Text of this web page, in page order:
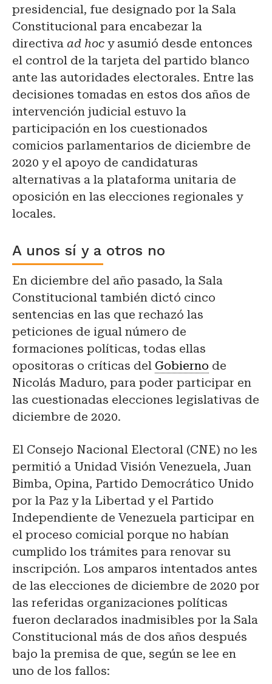
presidencial, fue designado por la Sala
Constitucional para encabezar la
directiva ad hoc y asumió desde entonces
el control de la tarjeta del partido blanco
ante las autoridades electorales. Entre las
decisiones tomadas en estos dos años de
intervención judicial estuvo la
participación en los cuestionados
comicios parlamentarios de diciembre de
2020 y el apoyo de candidaturas
alternativas a la plataforma unitaria de
oposición en las elecciones regionales y
locales.
A unos sí y a otros no
En diciembre del año pasado, la Sala
Constitucional también dictó cinco
sentencias en las que rechazó las
peticiones de igual número de
formaciones políticas, todas ellas
opositoras o críticas del Gobierno de
Nicolás Maduro, para poder participar en
las cuestionadas elecciones legislativas de
diciembre de 2020.
El Consejo Nacional Electoral (CNE) no les
permitió a Unidad Visión Venezuela, Juan
Bimba, Opina, Partido Democrático Unido
por la Paz y la Libertad y el Partido
Independiente de Venezuela participar en
el proceso comicial porque no habían
cumplido los trámites para renovar su
inscripción. Los amparos intentados antes
de las elecciones de diciembre de 2020 por
las referidas organizaciones políticas
fueron declarados inadmisibles por la Sala
Constitucional más de dos años después
bajo la premisa de que, según se lee en
uno de los fallos: